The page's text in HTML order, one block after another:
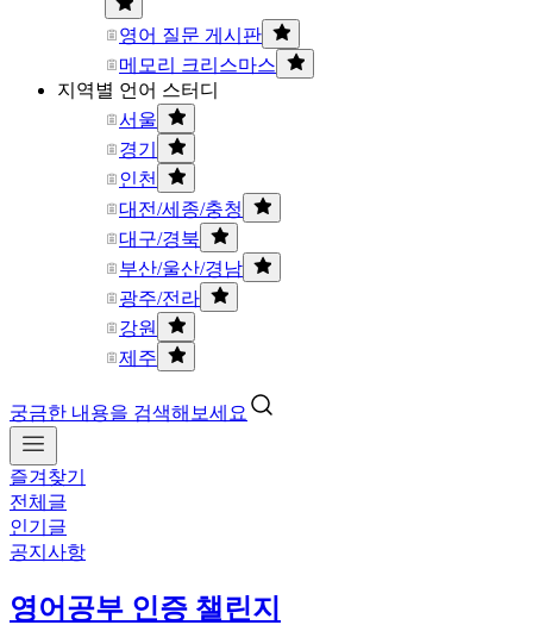
영어 질문 게시판
메모리 크리스마스
지역별 언어 스터디
서울
경기
인천
대전/세종/충청
대구/경북
부산/울산/경남
광주/전라
강원
제주
궁금한 내용을 검색해보세요
즐겨찾기
전체글
인기글
공지사항
영어공부 인증 챌린지